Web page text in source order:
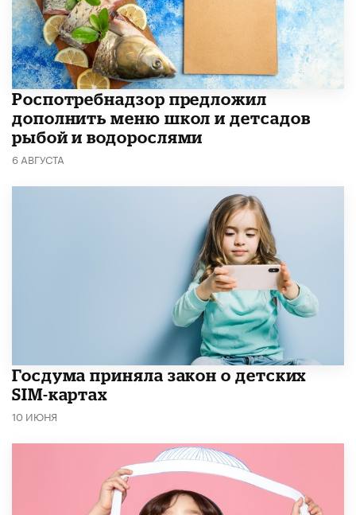
Роспотребнадзор предложил
дополнить меню школ и детсадов
рыбой и водорослями
6 АВГУСТА
Госдума приняла закон о детских
SIM-картах
10 ИЮНЯ